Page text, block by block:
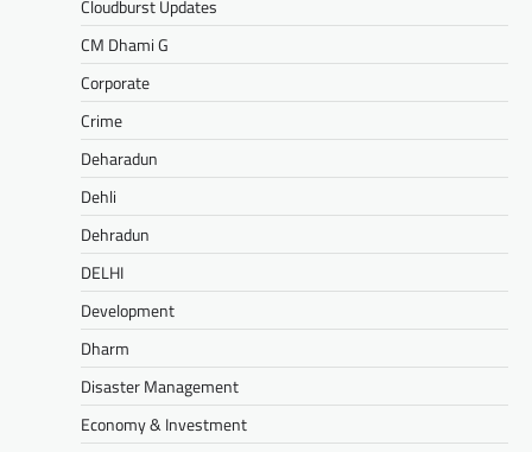
Cloudburst Updates
CM Dhami G
Corporate
Crime
Deharadun
Dehli
Dehradun
DELHI
Development
Dharm
Disaster Management
Economy & Investment